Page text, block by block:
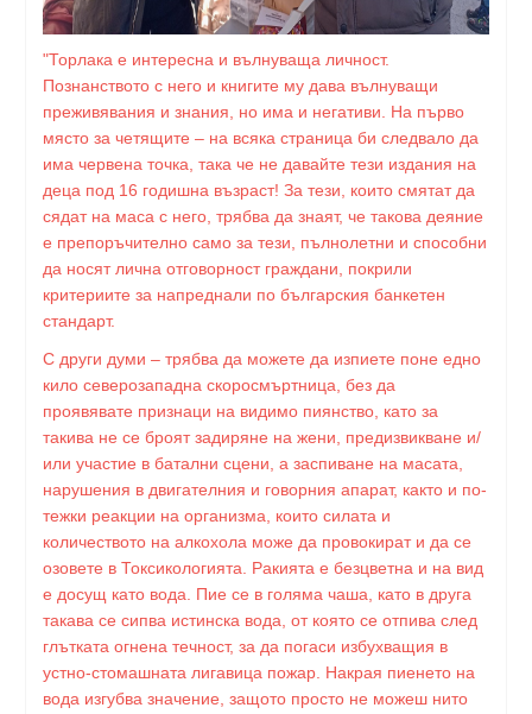
"Торлака е интересна и вълнуваща личност.
Познанството с него и книгите му дава вълнуващи
преживявания и знания, но има и негативи. На първо
място за четящите – на всяка страница би следвало да
има червена точка, така че не давайте тези издания на
деца под 16 годишна възраст! За тези, които смятат да
сядат на маса с него, трябва да знаят, че такова деяние
е препоръчително само за тези, пълнолетни и способни
да носят лична отговорност граждани, покрили
критериите за напреднали по българския банкетен
стандарт.
С други думи – трябва да можете да изпиете поне едно
кило северозападна скоросмъртница, без да
проявявате признаци на видимо пиянство, като за
такива не се броят задиряне на жени, предизвикване и/
или участие в батални сцени, а заспиване на масата,
нарушения в двигателния и говорния апарат, както и по-
тежки реакции на организма, които силата и
количеството на алкохола може да провокират и да се
озовете в Токсикологията. Ракията е безцветна и на вид
е досущ като вода. Пие се в голяма чаша, като в друга
такава се сипва истинска вода, от която се отпива след
глътката огнена течност, за да погаси избухващия в
устно-стомашната лигавица пожар. Накрая пиенето на
вода изгубва значение, защото просто не можеш нито